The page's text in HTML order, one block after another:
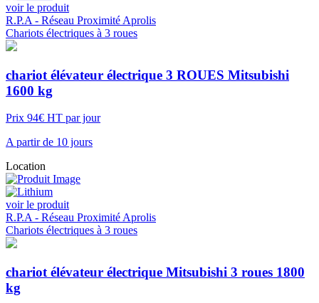
voir le produit
R.P.A - Réseau Proximité Aprolis
Chariots électriques à 3 roues
chariot élévateur électrique 3 ROUES Mitsubishi
1600 kg
Prix 94€ HT par jour
A partir de 10 jours
Location
voir le produit
R.P.A - Réseau Proximité Aprolis
Chariots électriques à 3 roues
chariot élévateur électrique Mitsubishi 3 roues 1800
kg